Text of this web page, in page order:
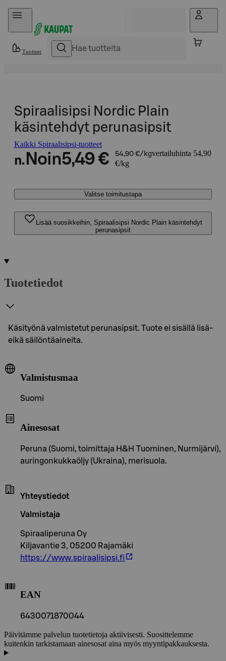
Hyppää sisältöön
Tuotteet
Spiraalisipsi Nordic Plain
käsintehdyt perunasipsit
Kaikki Spiraalisipsi-tuotteet
n. Noin5,49 € 54,90 €/kgvertailuhinta 54,90
€/kg
Valitse toimitustapa
Lisää suosikkeihin, Spiraalisipsi Nordic Plain käsintehdyt
perunasipsit
Tuotetiedot
Käsityönä valmistetut perunasipsit. Tuote ei sisällä lisä-
eikä säilöntäaineita.
Valmistusmaa
Suomi
Ainesosat
Peruna (Suomi, toimittaja H&H Tuominen, Nurmijärvi),
auringonkukkaöljy (Ukraina), merisuola.
Yhteystiedot
Valmistaja
Spiraaliperuna Oy
Kiljavantie 3, 05200 Rajamäki
https://www.spiraalisipsi.fi
EAN
6430071870044
Päivitämme palvelun tuotetietoja aktiivisesti. Suosittelemme
kuitenkin tarkistamaan ainesosat aina myös myyntipakkauksesta.